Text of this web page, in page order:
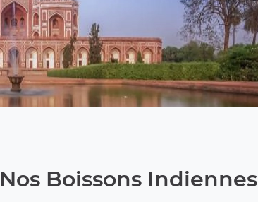
Nos Boissons Indiennes